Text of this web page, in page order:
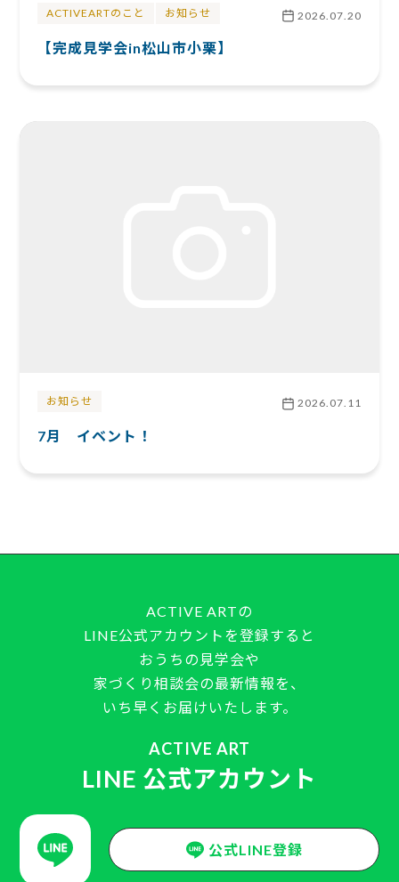
ACTIVEARTのこと お知らせ 2026.07.20
【完成見学会in松山市小栗】
お知らせ 2026.07.11
7月 イベント！
ACTIVE ARTの
LINE公式アカウントを登録すると
おうちの見学会や
家づくり相談会の最新情報を、
いち早くお届けいたします。
ACTIVE ART
LINE 公式アカウント
公式LINE登録